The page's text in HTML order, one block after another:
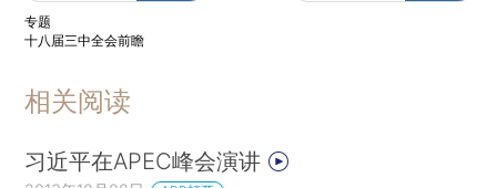
专题
十八届三中全会前瞻
相关阅读
习近平在APEC峰会演讲